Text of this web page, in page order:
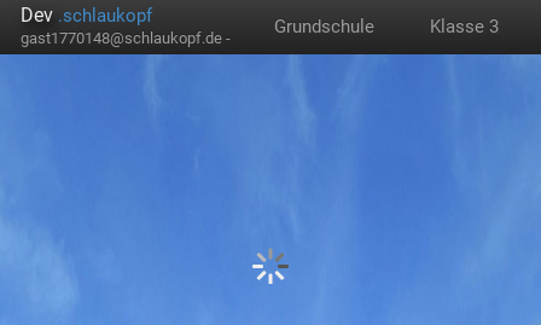
Dev .schlaukopf
gast1770148@schlaukopf.de -
Grundschule Klasse 3